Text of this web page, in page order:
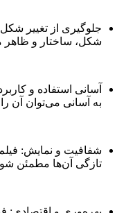
شکل، ساختار و
به آسانی می‌توان آن را
تازگی آن‌ها مطمئن